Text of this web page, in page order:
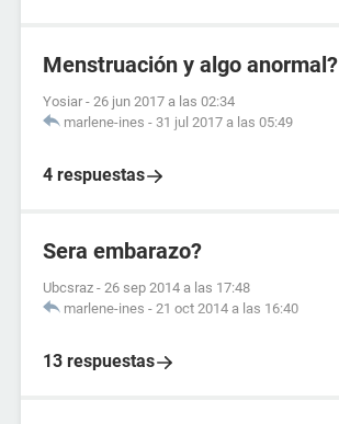
Menstruación y algo anormal?
Yosiar - 26 jun 2017 a las 02:34
marlene-ines - 31 jul 2017 a las 05:49
4 respuestas
Sera embarazo?
Ubcsraz - 26 sep 2014 a las 17:48
marlene-ines - 21 oct 2014 a las 16:40
13 respuestas